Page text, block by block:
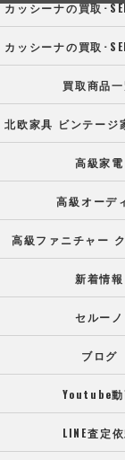
買取商品
高級家電
高級オーデ
高級ファニチャー
新着情報
セルーノ
ブログ
Youtube動
LINE査定